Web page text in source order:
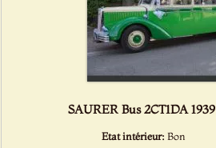
SAURER Bus 2CT1DA 1939
Etat intérieur:Bon